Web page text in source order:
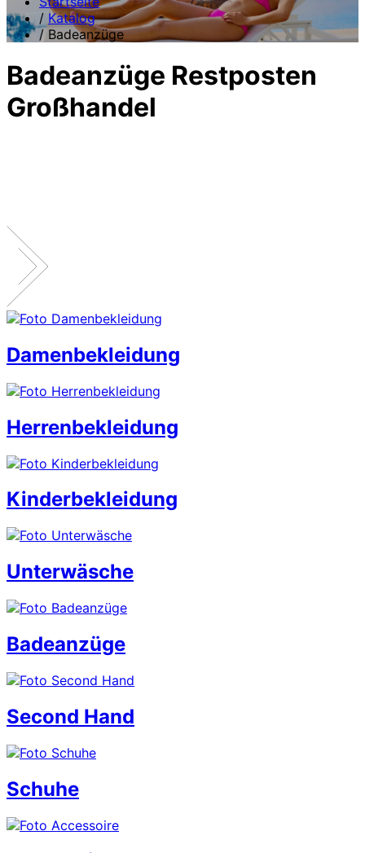
/ Katalog
/ Badeanzüge
Badeanzüge Restposten
Großhandel
Damenbekleidung
Herrenbekleidung
Kinderbekleidung
Unterwäsche
Badeanzüge
Second Hand
Schuhe